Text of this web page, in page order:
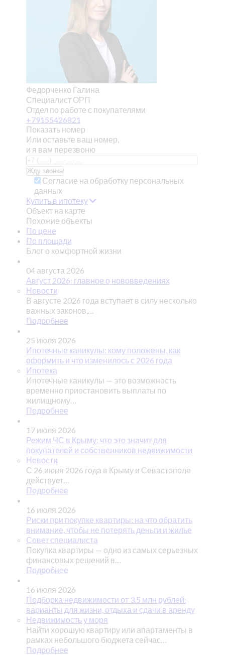
Федорченко Галина
Специалист ОРП
Отдел по работе с покупателями
+79155426821
Показать номер
Или оставьте ваш номер,
и я вам перезвоню
Согласие на обработку персональных
данных
Купить в ипотеку
Объект на карте
Похожие объекты
По цене
По площади
Блог о комфортной жизни
04 августа 2026
Август 2026: главное о нововведениях
Новости
В августе 2026 года вступает в силу несколько
важных законов,…
Подробнее
25 июля 2026
Ипотечные каникулы: кому положены, как
оформить и что изменилось с 2026 года
Ипотека
Ипотечные каникулы — это возможность
временно приостановить выплаты по
жилищному…
Подробнее
17 июля 2026
Режим ЧС в Крыму: что это значит для
покупателей и собственников недвижимости
Новости
С 26 июня 2026 года в Крыму и Севастополе
действует…
Подробнее
16 июля 2026
Риски при покупке квартиры: на что обратить
внимание, чтобы не потерять деньги и жилье
Совет специалиста
Покупка квартиры — одно из самых серьезных
финансовых решений в…
Подробнее
16 июля 2026
Подборка недвижимости от 3.5 млн рублей:
варианты для жизни, отдыха и сдачи в аренду
Недвижимость у моря
Найти хорошую квартиру или апартаменты в
рамках небольшого бюджета сейчас…
Подробнее